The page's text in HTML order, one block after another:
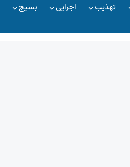
تهذیب اجرایی بسیج